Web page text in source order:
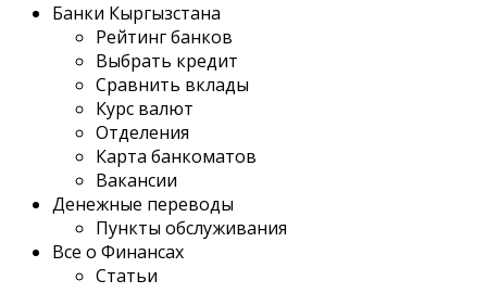
Банки Кыргызстана
Рейтинг банков
Выбрать кредит
Сравнить вклады
Курс валют
Отделения
Карта банкоматов
Вакансии
Денежные переводы
Пункты обслуживания
Все о Финансах
Статьи